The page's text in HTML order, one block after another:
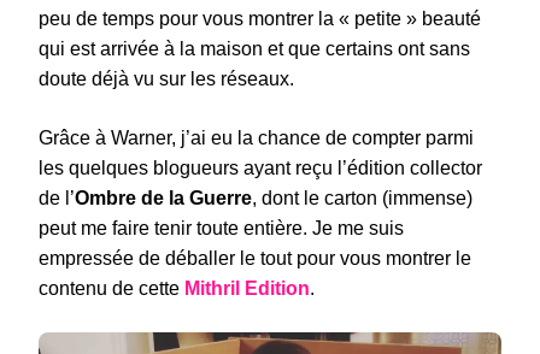
peu de temps pour vous montrer la « petite » beauté
qui est arrivée à la maison et que certains ont sans
doute déjà vu sur les réseaux.
Grâce à Warner, j’ai eu la chance de compter parmi
les quelques blogueurs ayant reçu l’édition collector
de l’Ombre de la Guerre, dont le carton (immense)
peut me faire tenir toute entière. Je me suis
empressée de déballer le tout pour vous montrer le
contenu de cette Mithril Edition.